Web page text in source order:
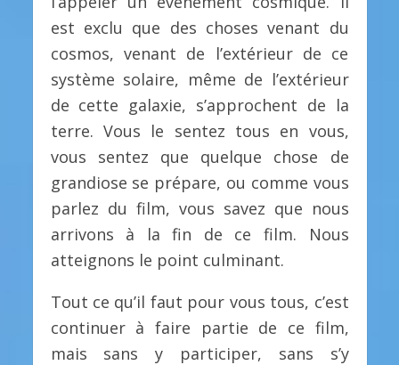
est exclu que des choses venant du
cosmos, venant de l’extérieur de ce
système solaire, même de l’extérieur
de cette galaxie, s’approchent de la
terre. Vous le sentez tous en vous,
vous sentez que quelque chose de
grandiose se prépare, ou comme vous
parlez du film, vous savez que nous
arrivons à la fin de ce film. Nous
atteignons le point culminant.
Tout ce qu’il faut pour vous tous, c’est
continuer à faire partie de ce film,
mais sans y participer, sans s’y